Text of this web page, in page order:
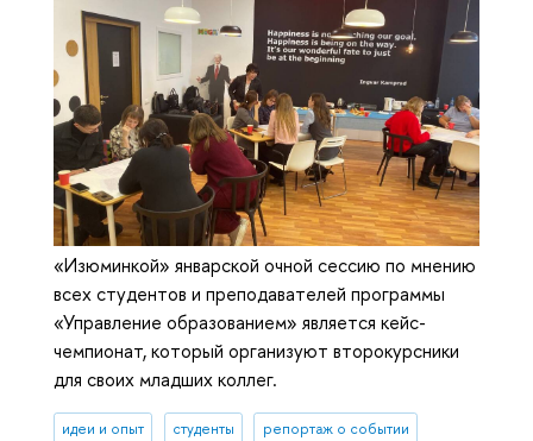
«Изюминкой» январской очной сессию по мнению
всех студентов и преподавателей программы
«Управление образованием» является кейс-
чемпионат, который организуют второкурсники
для своих младших коллег.
идеи и опыт студенты репортаж о событии